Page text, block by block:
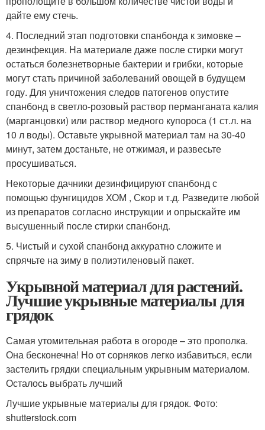
дайте ему стечь.
4. Последний этап подготовки спанбонда к зимовке –
дезинфекция. На материале даже после стирки могут
остаться болезнетворные бактерии и грибки, которые
могут стать причиной заболеваний овощей в будущем
году. Для уничтожения следов патогенов опустите
спанбонд в светло-розовый раствор перманганата калия
(марганцовки) или раствор медного купороса (1 ст.л. на
10 л воды). Оставьте укрывной материал там на 30-40
минут, затем достаньте, не отжимая, и развесьте
просушиваться.
Некоторые дачники дезинфицируют спанбонд с
помощью фунгицидов ХОМ , Скор и т.д. Разведите любой
из препаратов согласно инструкции и опрыскайте им
высушенный после стирки спанбонд.
5. Чистый и сухой спанбонд аккуратно сложите и
спрячьте на зиму в полиэтиленовый пакет.
Укрывной материал для растений.
Лучшие укрывные материалы для
грядок
Самая утомительная работа в огороде – это прополка.
Она бесконечна! Но от сорняков легко избавиться, если
застелить грядки специальным укрывным материалом.
Осталось выбрать лучший
Лучшие укрывные материалы для грядок. Фото:
shutterstock.com